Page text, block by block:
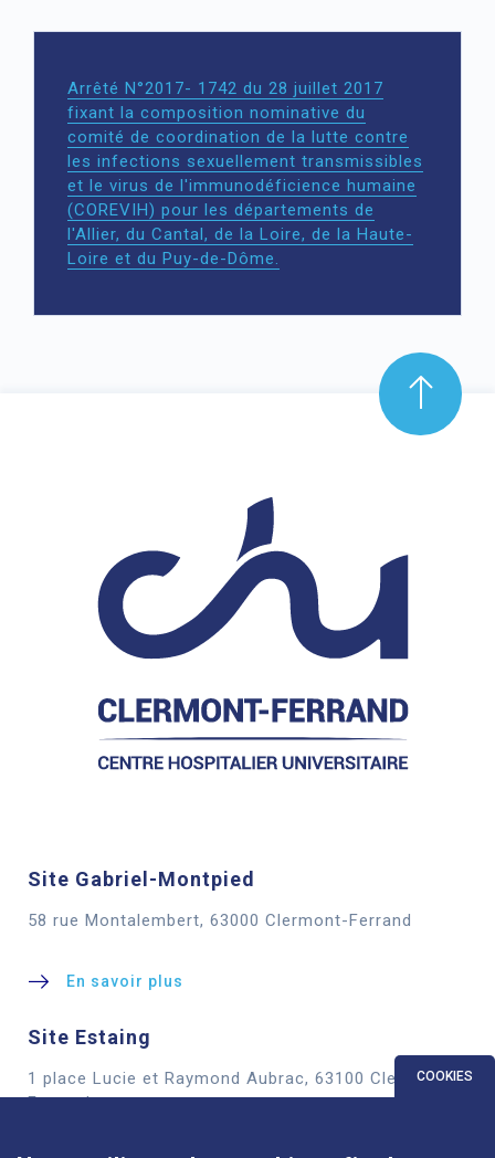
Arrêté N°2017- 1742 du 28 juillet 2017
fixant la composition nominative du
comité de coordination de la lutte contre
les infections sexuellement transmissibles
et le virus de l'immunodéficience humaine
(COREVIH) pour les départements de
l'Allier, du Cantal, de la Loire, de la Haute-
Loire et du Puy-de-Dôme.
Site Gabriel-Montpied
58 rue Montalembert, 63000 Clermont-Ferrand
En savoir plus
Site Estaing
1 place Lucie et Raymond Aubrac, 63100 Clermont-
Ferrand
COOKIES